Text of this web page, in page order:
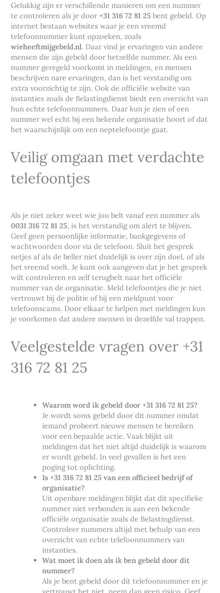
Gelukkig zijn er verschillende manieren om een nummer
te controleren als je door+31 316 72 81 25 bent gebeld. Op
internet bestaan websites waar je een vreemd
telefoonnummer kunt opzoeken, zoals
wieheeftmijgebeld.nl. Daar vind je ervaringen van andere
mensen die zijn gebeld door hetzelfde nummer. Als een
nummer geregeld voorkomt in meldingen, en mensen
beschrijven nare ervaringen, dan is het verstandig om
extra voorzichtig te zijn. Ook de officiële website van
instanties zoals de Belastingdienst biedt een overzicht van
hun echte telefoonnummers. Daar kun je zien of een
nummer wel echt bij een bekende organisatie hoort of dat
het waarschijnlijk om een neptelefoontje gaat.
Veilig omgaan met verdachte
telefoontjes
Als je niet zeker weet wie jou belt vanaf een nummer als
0031 316 72 81 25, is het verstandig om alert te blijven.
Geef geen persoonlijke informatie, bankgegevens of
wachtwoorden door via de telefoon. Sluit het gesprek
netjes af als de beller niet duidelijk is over zijn doel, of als
het vreemd voelt. Je kunt ook aangeven dat je het gesprek
wilt controleren en zelf terugbelt naar het officiële
nummer van de organisatie. Meld telefoontjes die je niet
vertrouwt bij de politie of bij een meldpunt voor
telefoonscams. Door elkaar te helpen met meldingen kun
je voorkomen dat andere mensen in dezelfde val trappen.
Veelgestelde vragen over +31
316 72 81 25
Waarom word ik gebeld door +31 316 72 81 25?
Je wordt soms gebeld door dit nummer omdat
iemand probeert nieuwe mensen te bereiken
voor een bepaalde actie. Vaak blijkt uit
meldingen dat het niet altijd duidelijk is waarom
er wordt gebeld. In veel gevallen is het een
poging tot oplichting.
Is +31 316 72 81 25 van een officieel bedrijf of
organisatie?
Uit openbare meldingen blijkt dat dit specifieke
nummer niet verbonden is aan een bekende
officiële organisatie zoals de Belastingdienst.
Controleer nummers altijd met behulp van een
overzicht van echte telefoonnummers van
instanties.
Wat moet ik doen als ik ben gebeld door dit
nummer?
Als je bent gebeld door dit telefoonnummer en je
vertrouwt het niet, neem dan geen risico. Geef